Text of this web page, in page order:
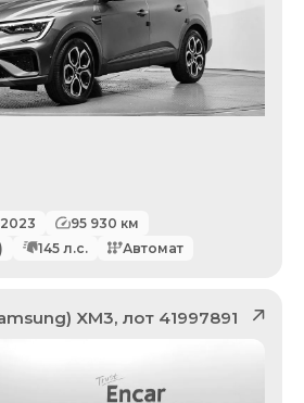
2023 95 930 км
145 л.с. Автомат
XM3, лот 41997891